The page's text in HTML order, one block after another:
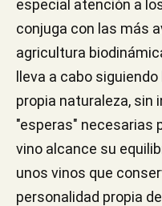
especial atención a
conjuga con las más
agricultura
lleva a cabo
propia naturaleza, sin
"esperas" necesarias
vino alcance su
unos vinos que
personalidad propia